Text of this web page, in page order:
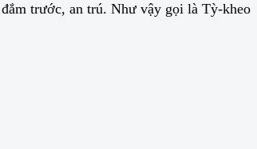
trước, an trú. Như vậy gọi là Tỳ-kheo